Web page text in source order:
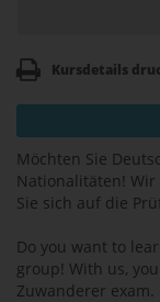
Kursdetails
Möchten Sie
Nationalitäten!
Sie sich auf die
Do you want to
group! With us,
Zuwanderer exam.